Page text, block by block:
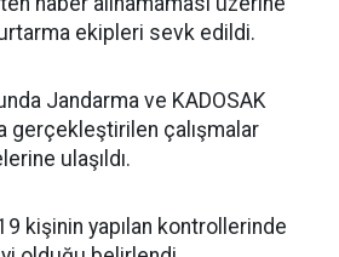
ekipleri sevk edildi.
Jandarma ve KADOSAK
gerçekleştirilen çalışmalar
ulaşıldı.
kişinin yapılan kontrollerinde